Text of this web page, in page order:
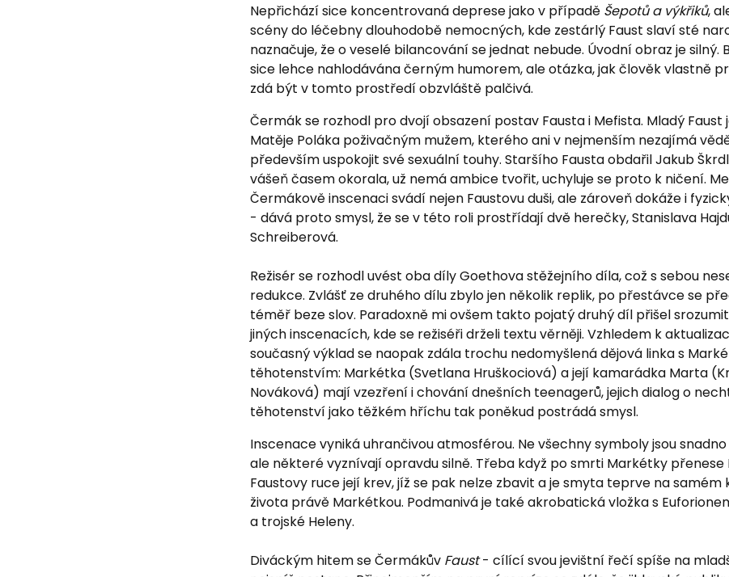
Nepřichází sice koncentrovaná deprese jako v případě Šepotů a výkřiků,
scény do léčebny dlouhodobě nemocných, kde zestárlý Faust slaví sté
naznačuje, že o veselé bilancování se jednat nebude. Úvodní obraz je silný.
sice lehce nahlodávána černým humorem, ale otázka, jak člověk vlastně
zdá být v tomto prostředí obzvláště palčivá.
Čermák se rozhodl pro dvojí obsazení postav Fausta i Mefista. Mladý Faust
Matěje Poláka poživačným mužem, kterého ani v nejmenším nezajímá
především uspokojit své sexuální touhy. Staršího Fausta obdařil Jakub
vášeň časem okorala, už nemá ambice tvořit, uchyluje se proto k ničení.
Čermákově inscenaci svádí nejen Faustovu duši, ale zároveň dokáže i
- dává proto smysl, že se v této roli prostřídají dvě herečky, Stanislava
Schreiberová.
Režisér se rozhodl uvést oba díly Goethova stěžejního díla, což s sebou
redukce. Zvlášť ze druhého dílu zbylo jen několik replik, po přestávce se
téměř beze slov. Paradoxně mi ovšem takto pojatý druhý díl přišel
jiných inscenacích, kde se režiséři drželi textu věrněji. Vzhledem k
současný výklad se naopak zdála trochu nedomyšlená dějová linka s
těhotenstvím: Markétka (Svetlana Hruškociová) a její kamarádka Marta
Nováková) mají vzezření i chování dnešních teenagerů, jejich dialog o
těhotenství jako těžkém hříchu tak poněkud postrádá smysl.
Inscenace vyniká uhrančivou atmosférou. Ne všechny symboly jsou
ale některé vyznívají opravdu silně. Třeba když po smrti Markétky přenese
Faustovy ruce její krev, jíž se pak nelze zbavit a je smyta teprve na samém
života právě Markétkou. Podmanivá je také akrobatická vložka s
a trojské Heleny.
Diváckým hitem se Čermákův Faust- cílící svou jevištní řečí spíše na